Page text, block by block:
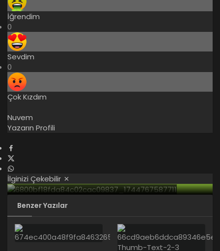
İğrendim
0
Sevdim
0
Çok Kızdım
Nuvem
Yazarın Profili
İlginizi Çekebilir
1 yıl önce
Trump, Musk’ın Çin ile İlişkilerinden Endişeli:
Pentagon Brifingi İptal Edildi
Benzer Yazılar